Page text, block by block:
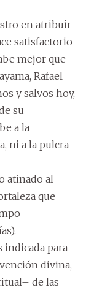
en atribuir
satisfactorio
mejor que
Rafael
y salvos hoy,
su
a la
ni a la pulcra
atinado al
que
indicada para
divina,
de las